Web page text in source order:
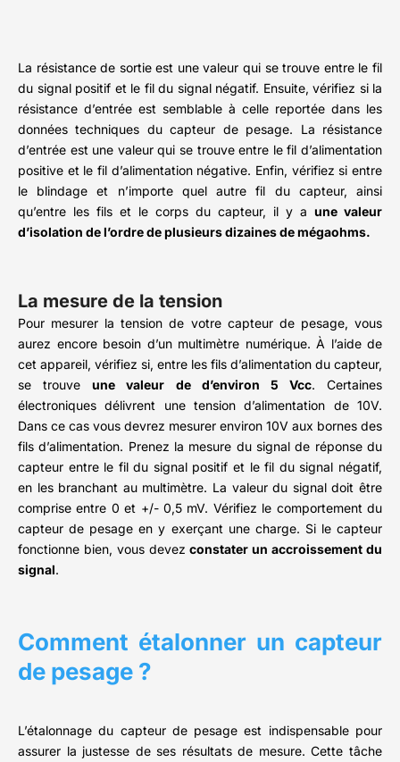
La résistance de sortie est une valeur qui se trouve entre le fil
du signal positif et le fil du signal négatif. Ensuite, vérifiez si la
résistance d’entrée est semblable à celle reportée dans les
données techniques du capteur de pesage. La résistance
d’entrée est une valeur qui se trouve entre le fil d’alimentation
positive et le fil d’alimentation négative. Enfin, vérifiez si entre
le blindage et n’importe quel autre fil du capteur, ainsi
qu’entre les fils et le corps du capteur, il y a une valeur
d’isolation de l’ordre de plusieurs dizaines de mégaohms.
La mesure de la tension
Pour mesurer la tension de votre capteur de pesage, vous
aurez encore besoin d’un multimètre numérique. À l’aide de
cet appareil, vérifiez si, entre les fils d’alimentation du capteur,
se trouveune valeur de d’environ 5 Vcc. Certaines
électroniques délivrent une tension d’alimentation de 10V.
Dans ce cas vous devrez mesurer environ 10V aux bornes des
fils d’alimentation. Prenez la mesure du signal de réponse du
capteur entre le fil du signal positif et le fil du signal négatif,
en les branchant au multimètre. La valeur du signal doit être
comprise entre 0 et +/- 0,5 mV. Vérifiez le comportement du
capteur de pesage en y exerçant une charge. Si le capteur
fonctionne bien, vous devez constater un accroissement du
signal.
Comment étalonner un capteur
de pesage ?
L’étalonnage du capteur de pesage est indispensable pour
assurer la justesse de ses résultats de mesure. Cette tâche